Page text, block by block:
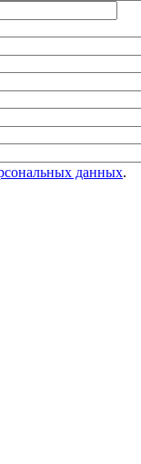
данных.